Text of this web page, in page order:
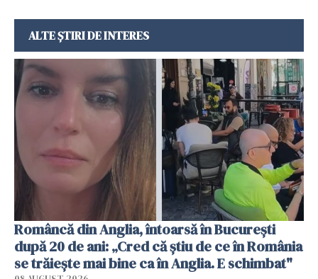
ALTE ȘTIRI DE INTERES
Româncă din Anglia, întoarsă în București
după 20 de ani: „Cred că știu de ce în România
se trăiește mai bine ca în Anglia. E schimbat"